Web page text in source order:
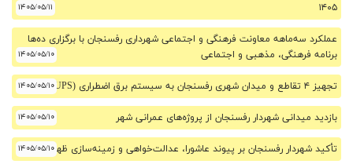
۱۴۰۵
۱۴۰۵/۰۵/۱۱
عملکرد سه‌ماهه معاونت فرهنگی و اجتماعی شهرداری رفسنجان با برگزاری ده‌ها
برنامه فرهنگی، مذهبی و اجتماعی
۱۴۰۵/۰۵/۱۰
تجهیز ۴ تقاطع و میدان شهری رفسنجان به سیستم برق اضطراری (UPS) ۱۴۰۵/۰۵/۱۰
بازدید میدانی شهردار رفسنجان از پروژه‌های عمرانی شهر ۱۴۰۵/۰۵/۱۰
تأکید شهردار رفسنجان بر پیوند عاشورا، عدالت‌خواهی و زمینه‌سازی ظهور۱۴۰۵/۰۵/۱۰